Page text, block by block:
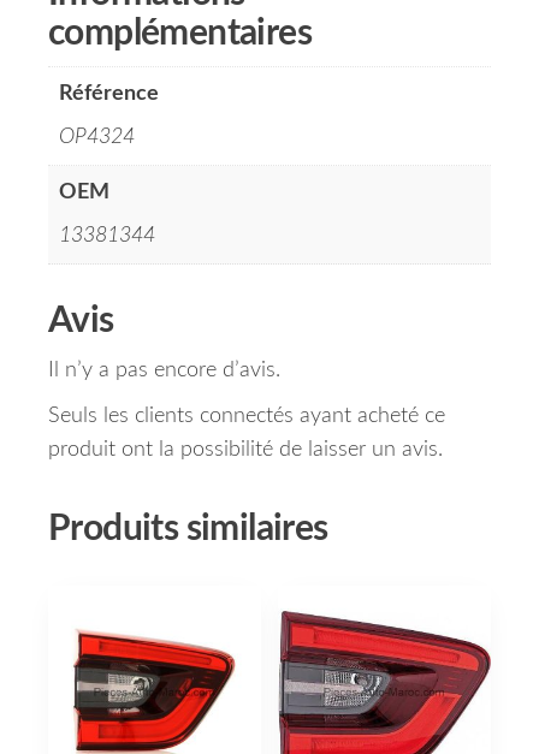
complémentaires
Référence
OP4324
OEM
13381344
Avis
Il n’y a pas encore d’avis.
Seuls les clients connectés ayant acheté ce
produit ont la possibilité de laisser un avis.
Produits similaires